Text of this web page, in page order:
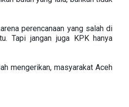
perencanaan yang salah di
Tapi jangan juga KPK hanya
mengerikan, masyarakat Aceh